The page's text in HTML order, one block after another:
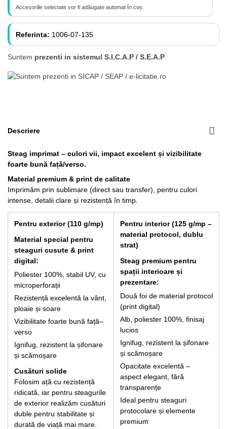
Lance 180cm cu suport perete inclus
266,20 lei
Accesoriile selectate vor fi adăugate automat în coș.
Referinta: 1006-07-135
Suntem prezenti in sistemul S.I.C.A.P / S.E.A.P
Descriere
Steag imprimat – culori vii, impact excelent și vizibilitate
foarte bună față/verso.
Material premium & print de calitate
Imprimăm prin sublimare (direct sau transfer), pentru culori
intense, detalii clare și rezistență în timp.
Pentru exterior (110 g/mp)
Material special pentru
steaguri cusute & print
digital:
Poliester 100%, stabil UV, cu
microperforații
Rezistență excelentă la vânt,
ploaie și soare
Vizibilitate foarte bună față–
verso
Ignifug, rezistent la șifonare
și scămoșare
Cusături solide
Folosim ață cu rezistență
ridicată, iar pentru steagurile
de exterior realizăm cusături
duble pentru stabilitate și
durată de viață mai mare.
Pentru interior (125 g/mp –
material protocol, dublu
strat)
Steag premium pentru
spații interioare și
prezentare:
Două foi de material protocol
(print digital)
Alb, poliester 100%, finisaj
lucios
Ignifug, rezistent la șifonare
și scămoșare
Opacitate excelentă –
aspect elegant, fără
transparențe
Ideal pentru steaguri
protocolare și elemente
premium